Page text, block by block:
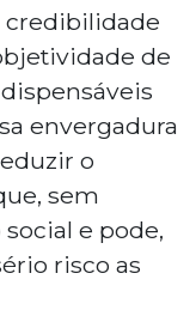
credibilidade
de
envergadura
o
sem
e pode,
risco as